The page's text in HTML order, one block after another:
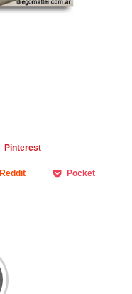
Pinterest
Reddit Pocket